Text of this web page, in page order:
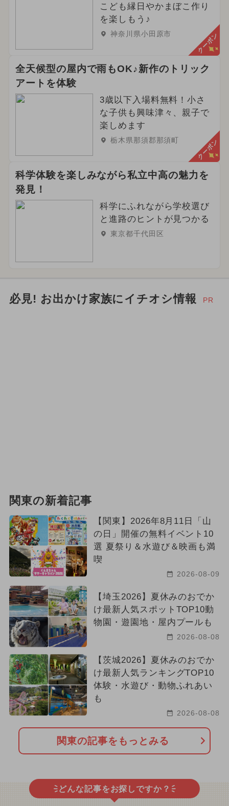
こども縁日やかまぼこ作り
を楽しもう♪
神奈川県小田原市 クーポン
全天候型の屋内で雨もOK♪新作のトリック
アートを体験
3歳以下入場料無料！小さ
な子供も興味津々、親子で
楽しめます
栃木県那須郡那須町 クーポン
科学体験を楽しみながら私立中高の魅力を
発見！
科学にふれながら学校選び
と進路のヒントが見つかる
東京都千代田区
必見! お出かけ家族にイチオシ情報 PR
関東の新着記事
【関東】2026年8月11日「山
の日」開催の無料イベント10
選 夏祭り＆水遊び＆映画も満
喫
2026-08-09
【埼玉2026】夏休みのおでか
け最新人気スポットTOP10動
物園・遊園地・屋内プールも
2026-08-08
【茨城2026】夏休みのおでか
け最新人気ランキングTOP10
体験・水遊び・動物ふれあい
も
2026-08-08
関東の記事をもっとみる
どんな記事をお探しですか？